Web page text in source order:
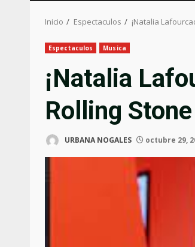
Inicio Espectaculos ¡Natalia
Espectaculos Musica
¡Natalia
Rolling
URBANA NOGALES octubre 29,